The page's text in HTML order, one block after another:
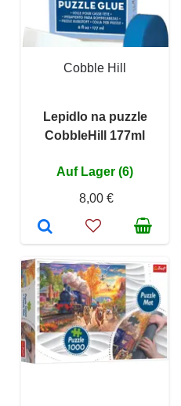
Cobble Hill
Lepidlo na puzzle
CobbleHill 177ml
Auf Lager (6)
8,00 €